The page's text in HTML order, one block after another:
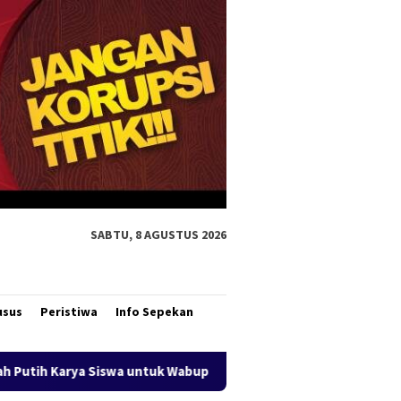
SABTU, 8 AGUSTUS 2026
Peristiwa Info Sepekan
Fauzun Nihayah Aksi Cepat DLH Merauke Atasi